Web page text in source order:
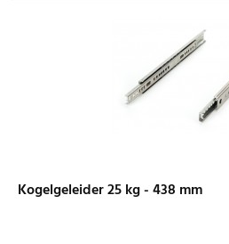
Kogelgeleider 25 kg - 438 mm